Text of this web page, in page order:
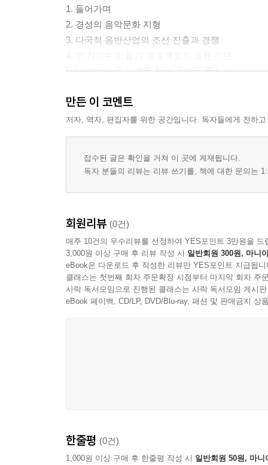
1. 들어가며
2. 경성의 음악문화 지형
3. 다국적 음반산업의 조선 진출과 경쟁
5. 나가며:슬픈 노래를 찾는 소외된 목소리
-1910~1930년대 중반
1. 들어가며
4. 영화 관람 방식:원본과 오독의 교차
6. 나오며
1. 머리말
2. ‘술 권하는 사회’, 분화하는 술집
3. 선술집의 장소와 음주문화
4. 선술집의 ‘개량’과 쇠퇴
5. 맺음말
제5장 일제강점기 경성부민의 여름나기_김윤정
2. 근대 가정과 외外/식食의 발견
3. 경성의 외식문화와 향토음식
만든 이 코멘트
저자, 역자, 편집자를 위한 공간입니다. 독자들에게 전하
접수된 글은 확인을 거쳐 이 곳에 게재됩니다.
독자 분들의 리뷰는 리뷰 쓰기를, 책에 대한 문의는
회원리뷰 (0건)
매주 10건의 우수리뷰를 선정하여 YES포인트 3만원을 드
3,000원 이상 구매 후 리뷰 작성 시 일반회원 300원, 마니
eBook은 다운로드 후 작성한 리뷰만 YES포인트 지급됩니
클래스는 첫번째 회차 주문확정 시점부터 마지막 회차 주
사락 독서모임으로 진행된 클래스는 사락 독서모임 게시
eBook 페이백, CD/LP, DVD/Blu-ray, 패션 및 판매금지 상
한줄평 (0건)
1,000원 이상 구매 후 한줄평 작성 시 일반회원 50원, 마니